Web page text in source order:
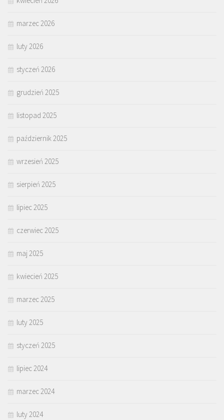
marzec 2026
luty 2026
styczeń 2026
grudzień 2025
listopad 2025
październik 2025
wrzesień 2025
sierpień 2025
lipiec 2025
czerwiec 2025
maj 2025
kwiecień 2025
marzec 2025
luty 2025
styczeń 2025
lipiec 2024
marzec 2024
luty 2024